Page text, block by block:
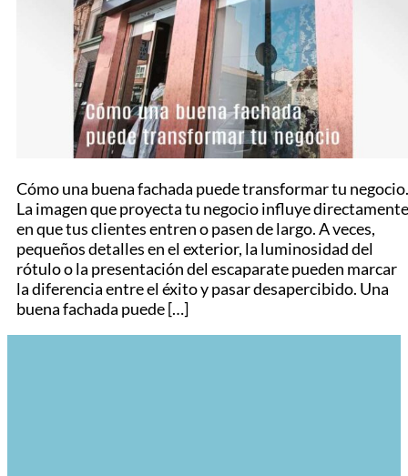
Cómo una buena fachada puede transformar tu negocio.
La imagen que proyecta tu negocio influye directamente
en que tus clientes entren o pasen de largo. A veces,
pequeños detalles en el exterior, la luminosidad del
rótulo o la presentación del escaparate pueden marcar
la diferencia entre el éxito y pasar desapercibido. Una
buena fachada puede […]